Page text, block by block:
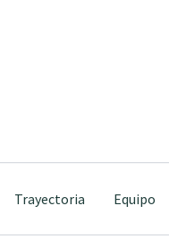
Trayectoria Equipo